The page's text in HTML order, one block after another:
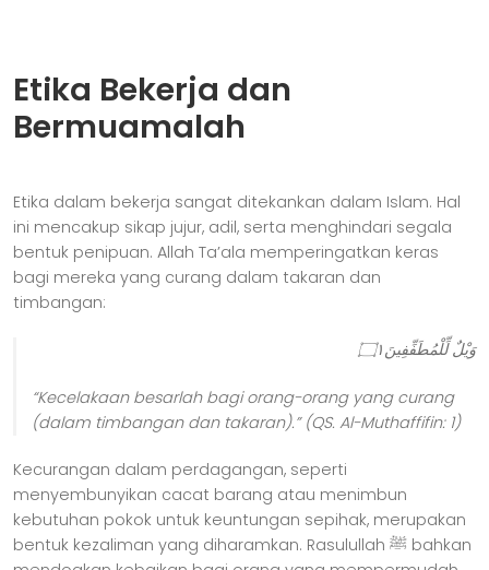
Etika Bekerja dan
Bermuamalah
Etika dalam bekerja sangat ditekankan dalam Islam. Hal
ini mencakup sikap jujur, adil, serta menghindari segala
bentuk penipuan. Allah Ta’ala memperingatkan keras
bagi mereka yang curang dalam takaran dan
timbangan:
وَيْلٌ لِّلْمُطَفِّفِينَ۝١
“Kecelakaan besarlah bagi orang-orang yang curang
(dalam timbangan dan takaran).”(QS. Al-Muthaffifin: 1)
Kecurangan dalam perdagangan, seperti
menyembunyikan cacat barang atau menimbun
kebutuhan pokok untuk keuntungan sepihak, merupakan
bentuk kezaliman yang diharamkan. Rasulullah ﷺ bahkan